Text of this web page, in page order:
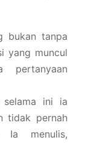
bukan tanpa
yang muncul
pertanyaan
selama ini ia
tidak pernah
Ia menulis,